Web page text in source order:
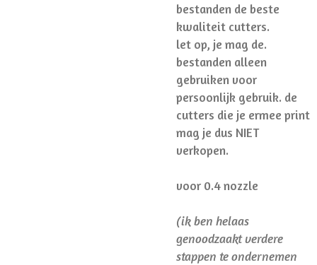
bestanden de beste
kwaliteit cutters.
let op, je mag de.
bestanden alleen
gebruiken voor
persoonlijk gebruik. de
cutters die je ermee print
mag je dus NIET
verkopen.
voor 0.4 nozzle
(ik ben helaas
genoodzaakt verdere
stappen te ondernemen